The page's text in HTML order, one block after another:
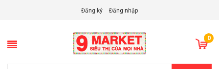
Đăng ký Đăng nhập
0